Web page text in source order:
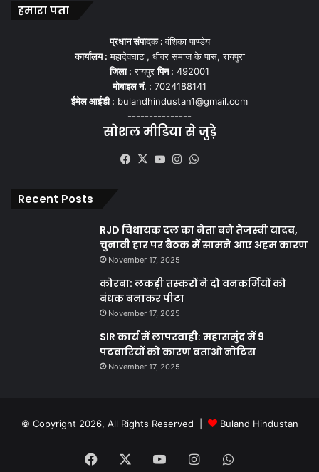
हमारा पता
प्रधान संपादक :वंशिका पाण्डेय
कार्यालय : महादेवघाट , धीवर समाज के पास, रायपुरा
जिला : रायपुरपिन : 492001
मोबाइल नं. : 7024188141
ईमेल आईडी : bulandhindustan1@gmail.com
---------------
सोशल मीडिया से जुड़े
Facebook
X YouTubeInstagram
Recent Posts
RJD विधायक दल का नेता बने तेजस्वी यादव,
चुनावी हार पर बैठक में सामने आए अहम कारण
November 17, 2025
कोरबा: लकड़ी तस्करों ने दो वनकर्मियों को
बंधक बनाकर पीटा
November 17, 2025
SIR कार्य में लापरवाही: महासमुंद में 9
पटवारियों को कारण बताओ नोटिस
November 17, 2025
© Copyright 2026, All Rights Reserved | Buland Hindustan
Facebook YouTubeInstagramWhatsApp